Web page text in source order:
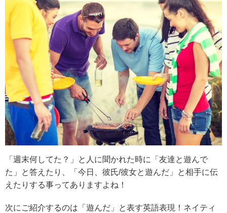
「週末何してた？」と人に聞かれた時に「友達と遊んで
た」と答えたり、「今日、彼氏/彼女と遊んだ」と相手に伝
えたりする事ってありますよね！
次にご紹介するのは「遊んだ」と表す英語表現！ネイティ